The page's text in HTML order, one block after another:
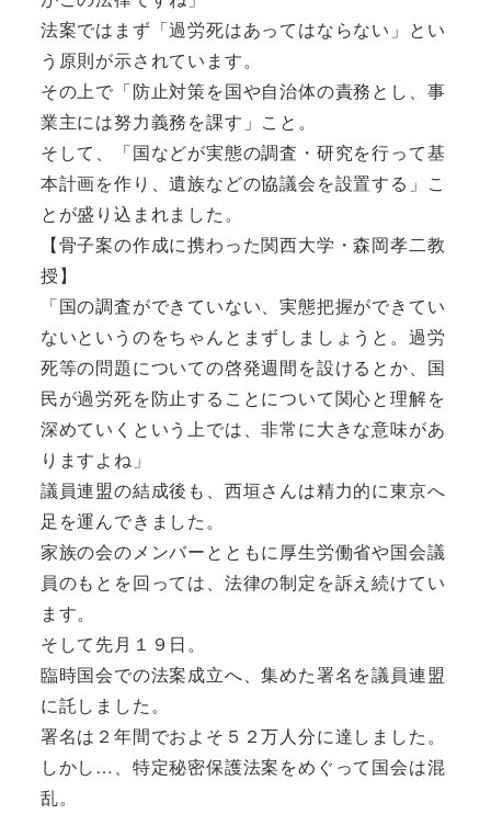
法案ではまず「過労死はあってはならない」とい
う原則が示されています。
その上で「防止対策を国や自治体の責務とし、事
業主には努力義務を課す」こと。
そして、「国などが実態の調査・研究を行って基
本計画を作り、遺族などの協議会を設置する」こ
とが盛り込まれました。
【骨子案の作成に携わった関西大学・森岡孝二教
授】
「国の調査ができていない、実態把握ができてい
ないというのをちゃんとまずしましょうと。過労
死等の問題についての啓発週間を設けるとか、国
民が過労死を防止することについて関心と理解を
深めていくという上では、非常に大きな意味があ
りますよね」
議員連盟の結成後も、西垣さんは精力的に東京へ
足を運んできました。
家族の会のメンバーとともに厚生労働省や国会議
員のもとを回っては、法律の制定を訴え続けてい
ます。
そして先月１９日。
臨時国会での法案成立へ、集めた署名を議員連盟
に託しました。
署名は２年間でおよそ５２万人分に達しました。
しかし…、特定秘密保護法案をめぐって国会は混
乱。